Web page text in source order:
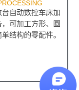
台自动数控车床加
，可加工方形、圆
结构的零配件。